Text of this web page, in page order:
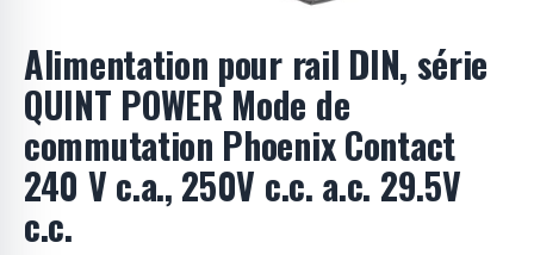
Alimentation pour rail DIN, série
QUINT POWER Mode de
commutation Phoenix Contact
240 V c.a., 250V c.c. a.c. 29.5V
c.c.